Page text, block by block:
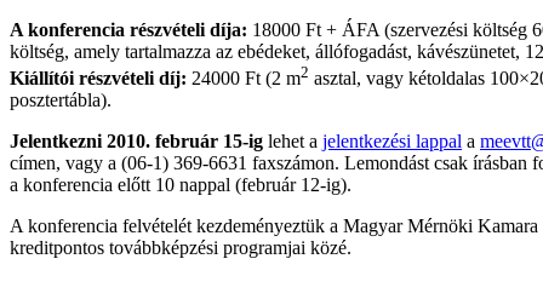
A konferencia részvételi díja: 18000 Ft + ÁFA (szervezési költség
költség, amely tartalmazza az ebédeket, állófogadást, kávészünetet,
Kiállítói részvételi díj: 24000 Ft (2 m2 asztal, vagy kétoldalas
posztertábla).
Jelentkezni 2010. február 15-ig lehet a jelentkezési lappal a
címen, vagy a (06-1) 369-6631 faxszámon. Lemondást csak írásban
a konferencia előtt 10 nappal (február 12-ig).
A konferencia felvételét kezdeményeztük a Magyar Mérnöki Kamara
kreditpontos továbbképzési programjai közé.